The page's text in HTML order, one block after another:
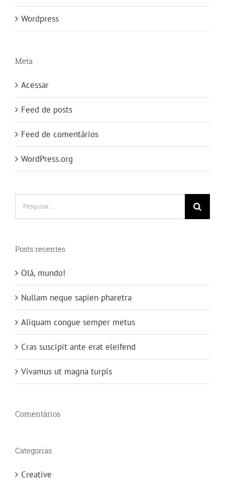
Wordpress
Meta
Acessar
Feed de posts
Feed de comentários
WordPress.org
Posts recentes
Olá, mundo!
Nullam neque sapien pharetra
Aliquam congue semper metus
Cras suscipit ante erat eleifend
Vivamus ut magna turpis
Comentários
Categorias
Creative